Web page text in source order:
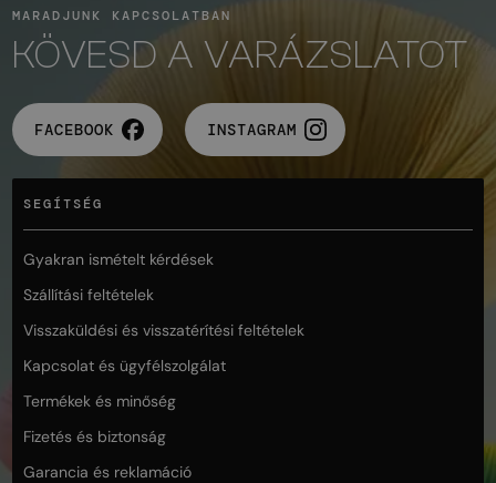
MARADJUNK KAPCSOLATBAN
KÖVESD A VARÁZSLATOT
FACEBOOK INSTAGRAM
SEGÍTSÉG
Gyakran ismételt kérdések
Szállítási feltételek
Visszaküldési és visszatérítési feltételek
Kapcsolat és ügyfélszolgálat
Termékek és minőség
Fizetés és biztonság
Garancia és reklamáció